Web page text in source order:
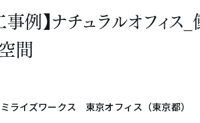
事例】ナチュラルオフィス
間
ライズワークス 東京オフィス（東京都）